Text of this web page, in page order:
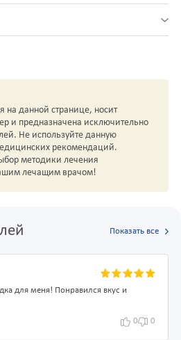
на данной странице, носит
и предназначена исключительно
Не используйте данную
рекомендаций.
методики лечения
лечащим врачом!
Показать все
для меня! Понравился вкус и
0 0